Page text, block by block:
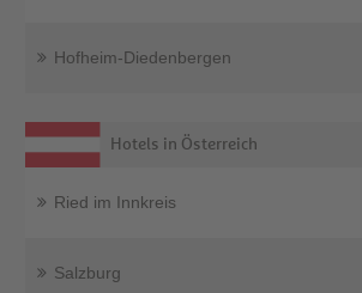
Hofheim-Diedenbergen
Hotels in Österreich
Ried im Innkreis
Salzburg